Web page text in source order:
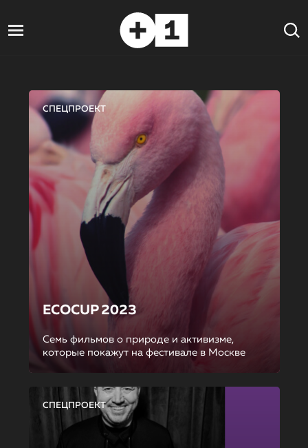
СПЕЦПРОЕКТ
ECOCUP 2023
Семь фильмов о природе и активизме,
которые покажут на фестивале в Москве
СПЕЦПРОЕКТ